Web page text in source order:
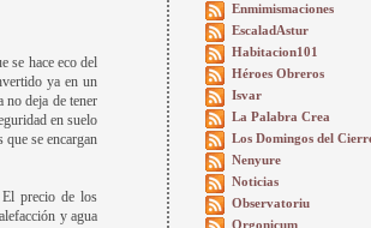
Enmimismaciones
EscaladAstur
Habitacion101
Héroes Obreros
Isvar
La Palabra Crea
Los Domingos del
Nenyure
Noticias
Observatoriu
Orgonicum
se hace eco del
ya en un
no deja de tener
en suelo
se encargan
precio de los
y agua